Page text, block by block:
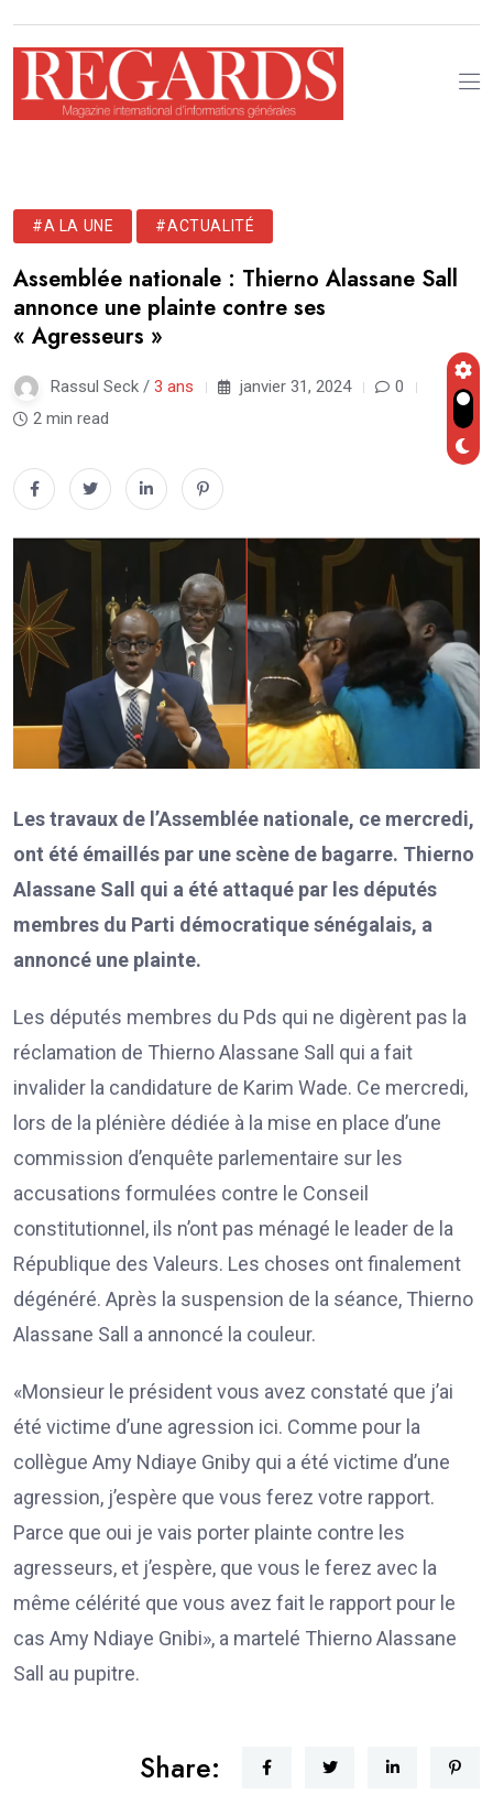
#A LA UNE #ACTUALITÉ
Assemblée nationale : Thierno Alassane Sall
annonce une plainte contre ses
« Agresseurs »
Rassul Seck / 3 ans janvier 31, 2024
0
2 min read
Les travaux de l’Assemblée nationale, ce mercredi,
ont été émaillés par une scène de bagarre. Thierno
Alassane Sall qui a été attaqué par les députés
membres du Parti démocratique sénégalais, a
annoncé une plainte.
Les députés membres du Pds qui ne digèrent pas la
réclamation de Thierno Alassane Sall qui a fait
invalider la candidature de Karim Wade. Ce mercredi,
lors de la plénière dédiée à la mise en place d’une
commission d’enquête parlementaire sur les
accusations formulées contre le Conseil
constitutionnel, ils n’ont pas ménagé le leader de la
République des Valeurs. Les choses ont finalement
dégénéré. Après la suspension de la séance, Thierno
Alassane Sall a annoncé la couleur.
«Monsieur le président vous avez constaté que j’ai
été victime d’une agression ici. Comme pour la
collègue Amy Ndiaye Gniby qui a été victime d’une
agression, j’espère que vous ferez votre rapport.
Parce que oui je vais porter plainte contre les
agresseurs, et j’espère, que vous le ferez avec la
même célérité que vous avez fait le rapport pour le
cas Amy Ndiaye Gnibi», a martelé Thierno Alassane
Sall au pupitre.
Share: